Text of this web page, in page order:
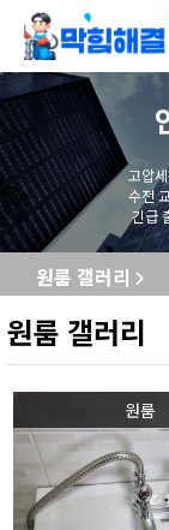
고압
수전
긴급
원룸 갤러리
원룸 갤러리
원룸